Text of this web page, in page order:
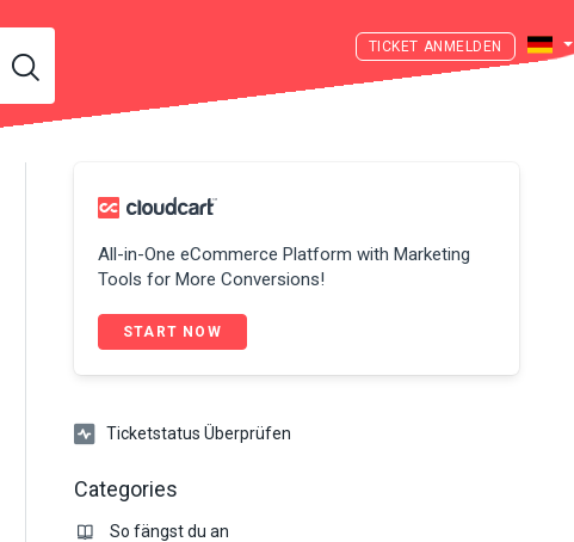
ANMELDEN
All-in-One eCommerce Platform with Marketing
Tools for More Conversions!
START NOW
Ticketstatus Überprüfen
Categories
So fängst du an